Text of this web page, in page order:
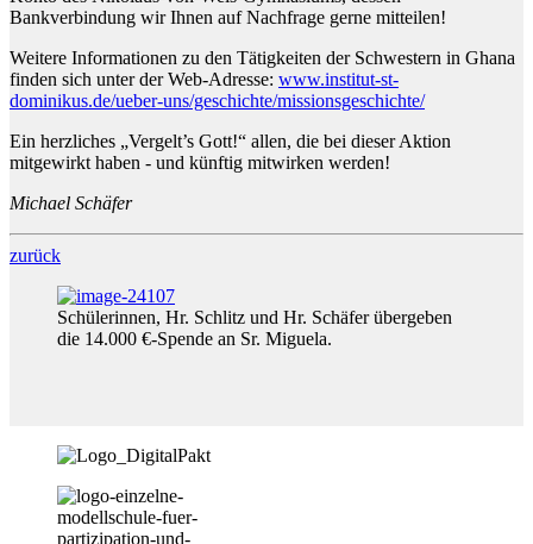
Bankverbindung wir Ihnen auf Nachfrage gerne mitteilen!
Weitere Informationen zu den Tätigkeiten der Schwestern in Ghana
finden sich unter der Web-Adresse: www.institut-st-
dominikus.de/ueber-uns/geschichte/missionsgeschichte/
Ein herzliches „Vergelt’s Gott!“ allen, die bei dieser Aktion
mitgewirkt haben - und künftig mitwirken werden!
Michael Schäfer
zurück
Schülerinnen, Hr. Schlitz und Hr. Schäfer übergeben
die 14.000 €-Spende an Sr. Miguela.